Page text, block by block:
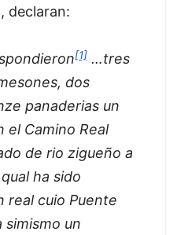
declaran:
[1] …tres
dos
panaderias un
el Camino Real
de rio zigueño a
ha sido
real cuio Puente
simismo un